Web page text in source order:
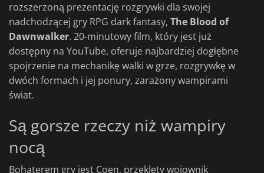
rozszerzoną prezentację rozgrywki dla swojej
nadchodzącej gry RPG dark fantasy, The Blood of
Dawnwalker. 20-minutowy film, który jest już
dostępny na YouTube, oferuje najbardziej dogłębne
spojrzenie na mechanikę walki w grze, rozgrywkę w
dwóch formach i jej ponury, zarażony wampirami
świat.
Są gorsze rzeczy niż wampiry
nocą
Bohaterem gry jest Coen, przeklęty wojownik